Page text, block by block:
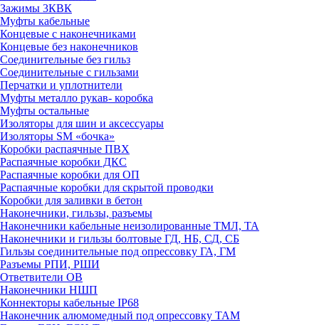
Зажимы 3КВК
Муфты кабельные
Концевые с наконечниками
Концевые без наконечников
Соединительные без гильз
Соединительные с гильзами
Перчатки и уплотнители
Муфты металло рукав- коробка
Муфты остальные
Изоляторы для шин и аксессуары
Изоляторы SM «бочка»
Коробки распаячные ПВХ
Распаячные коробки ДКС
Распаячные коробки для ОП
Распаячные коробки для скрытой проводки
Коробки для заливки в бетон
Наконечники, гильзы, разъемы
Наконечники кабельные неизолированные ТМЛ, ТА
Наконечники и гильзы болтовые ГД, НБ, СД, СБ
Гильзы соединительные под опрессовку ГА, ГМ
Разъемы РПИ, РШИ
Ответвители ОВ
Наконечники НШП
Коннекторы кабельные IP68
Наконечник алюмомедный под опрессовку ТАМ